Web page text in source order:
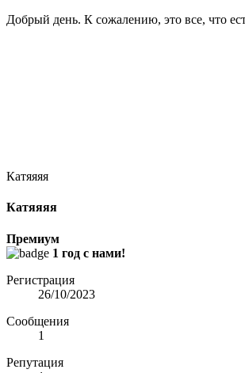
Добрый день. К сожалению, это все, что
Катяяяя
Катяяяя
Премиум
1 год с нами!
Регистрация
26/10/2023
Сообщения
1
Репутация